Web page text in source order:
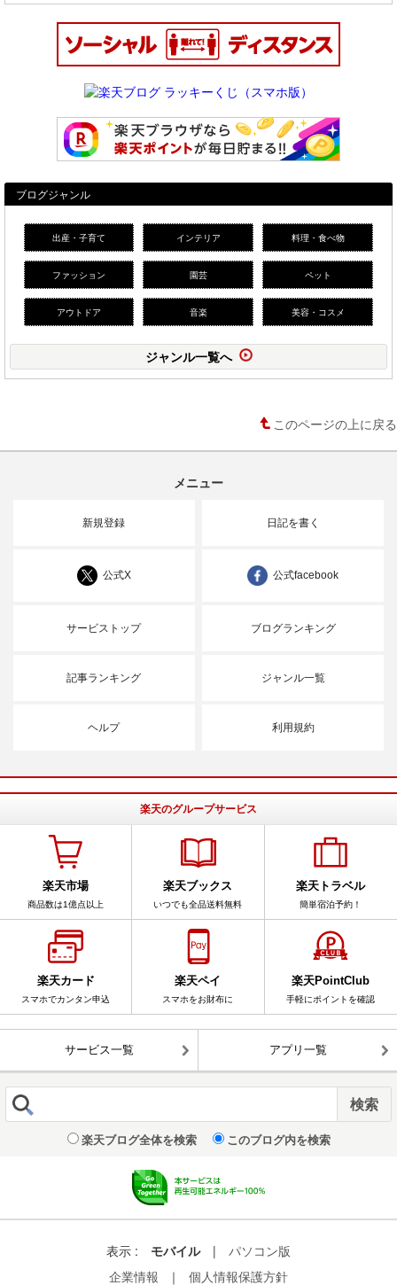
ブログジャンル
出産・子育て インテリア 料理・食べ物
ファッション 園芸 ペット
アウトドア 音楽 美容・コスメ
ジャンル一覧へ
このページの上に戻る
メニュー
新規登録 日記を書く
公式X 公式facebook
サービストップ ブログランキング
記事ランキング ジャンル一覧
ヘルプ 利用規約
楽天のグループサービス
楽天市場
商品数は1億点以上
楽天ブックス
いつでも全品送料無料
楽天トラベル
簡単宿泊予約！
楽天カード
スマホでカンタン申込
楽天ペイ
スマホをお財布に
楽天PointClub
手軽にポイントを確認
サービス一覧 アプリ一覧
楽天ブログ全体を検索 このブログ内を検索
表示 : モバイル |
パソコン版
企業情報
｜ 個人情報保護方針